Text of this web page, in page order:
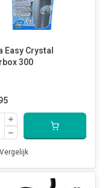
Easy Crystal
300
Vergelijk